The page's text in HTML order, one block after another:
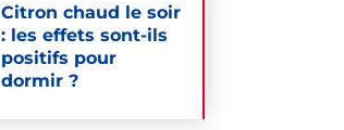
Citron chaud le soir
: les effets sont-ils
positifs pour
dormir ?